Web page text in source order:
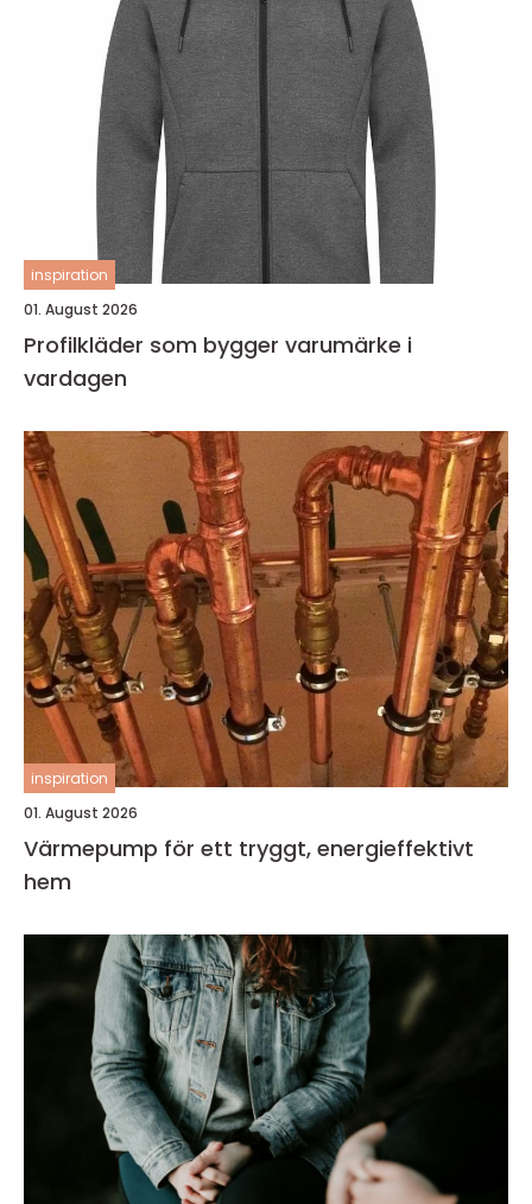
inspiration
01. August 2026
Profilkläder som bygger varumärke i
vardagen
inspiration
01. August 2026
Värmepump för ett tryggt, energieffektivt
hem